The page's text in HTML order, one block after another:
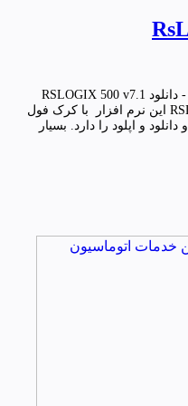
نرم افزار PLC آلن بردلی-Allen Bradley - دانلود RSLOGIX 500 v7.1
RSLogix 500 RSLogix 500 Pro RSLinx Pro این نرم افزار با کرک فول
ارائه شده و قابلیت اتصال کامل به PLC و دانلود و اپلود را دارد. بسیار